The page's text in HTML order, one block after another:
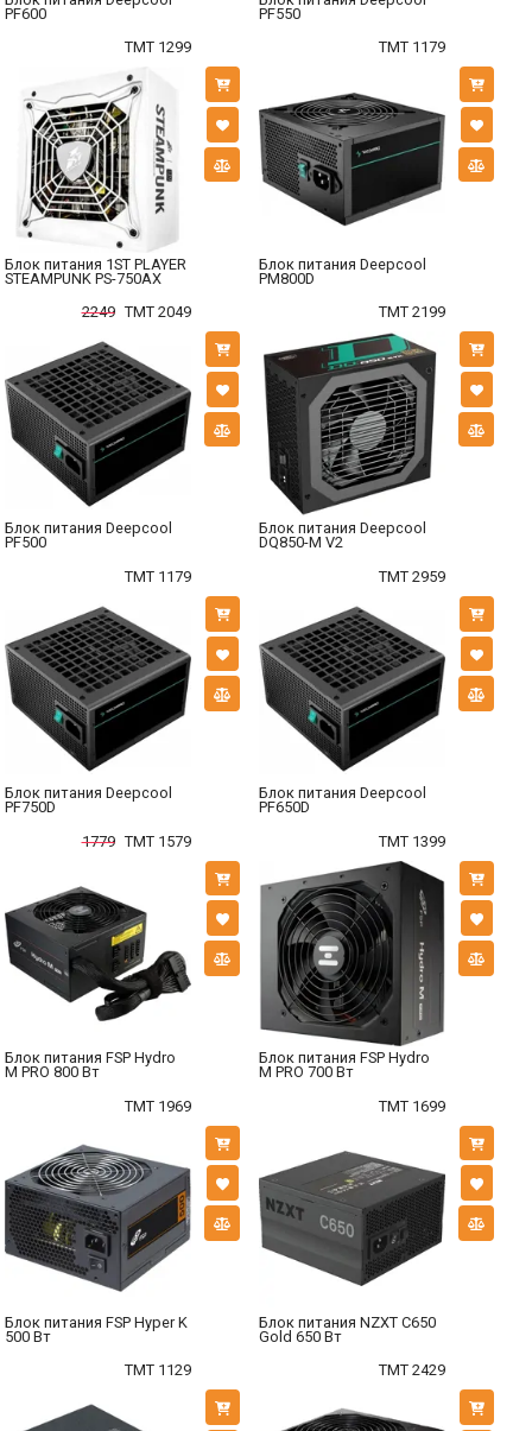
PF600
TMT 1299
PF550
TMT 1179
Блок питания 1ST PLAYER
STEAMPUNK PS-750AX
2249 TMT 2049
Блок питания Deepcool
PM800D
TMT 2199
Блок питания Deepcool
PF500
TMT 1179
Блок питания Deepcool
DQ850-M V2
TMT 2959
Блок питания Deepcool
PF750D
1779 TMT 1579
Блок питания Deepcool
PF650D
TMT 1399
Блок питания FSP Hydro
M PRO 800 Вт
TMT 1969
Блок питания FSP Hydro
M PRO 700 Вт
TMT 1699
Блок питания FSP Hyper K
500 Вт
TMT 1129
Блок питания NZXT C650
Gold 650 Вт
TMT 2429